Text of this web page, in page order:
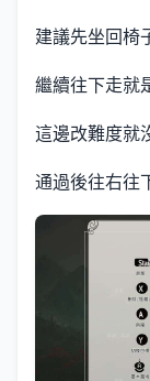
建議先坐回椅
繼續往下走就
這邊改難度就
通過後往右往